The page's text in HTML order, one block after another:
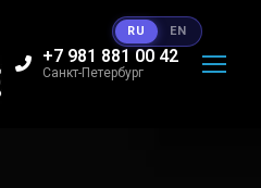
+7 981 881 00 42
Санкт-Петербург
RU EN